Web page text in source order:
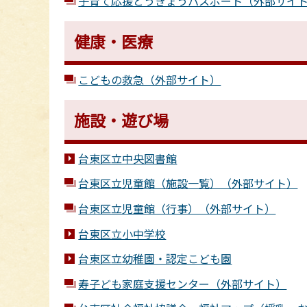
健康・医療
こどもの救急（外部サイト）
施設・遊び場
台東区立中央図書館
台東区立児童館（施設一覧）（外部サイト）
台東区立児童館（行事）（外部サイト）
台東区立小中学校
台東区立幼稚園・認定こども園
寿子ども家庭支援センター（外部サイト）